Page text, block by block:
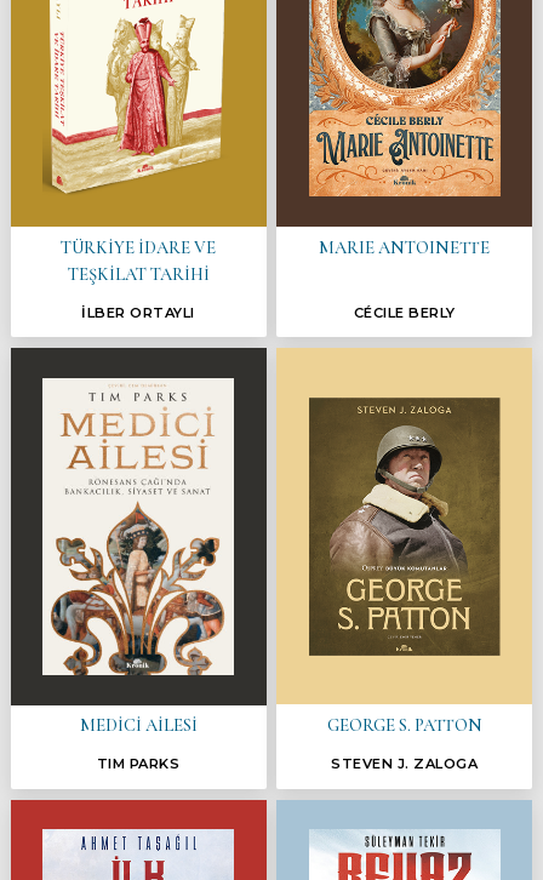
TÜRKİYE İDARE VE
TEŞKİLAT TARİHİ
İLBER ORTAYLI
MARIE ANTOINETTE
CÉCILE BERLY
MEDİCİ AİLESİ
TIM PARKS
GEORGE S. PATTON
STEVEN J. ZALOGA